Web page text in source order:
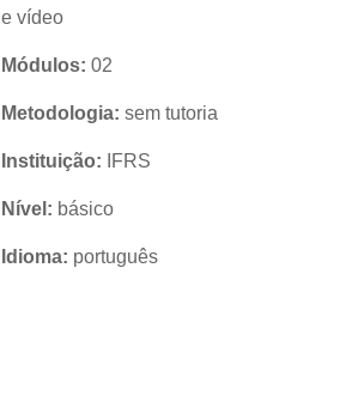
e vídeo
Módulos: 02
Metodologia: sem tutoria
Instituição: IFRS
Nível: básico
Idioma: português